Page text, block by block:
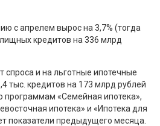
с апрелем вырос на 3,7% (тогда
кредитов на 336 млрд
спроса и на льготные ипотечные
тыс. кредитов на 173 млрд рублей
«Семейная ипотека»,
ипотека» и «Ипотека для
показатели предыдущего месяца.